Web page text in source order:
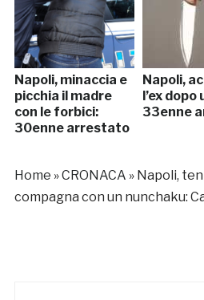
Napoli, minaccia e
picchia il madre
con le forbici:
30enne arrestato
Napoli,
l’ex
33enne
Home »CRONACA » Napoli,
compagna con un nunchaku: